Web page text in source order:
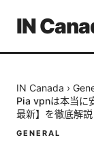
IN
IN Canada ›
Pia vpnは本当に
最新】を徹底解
GENERAL